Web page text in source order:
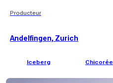
Producteur
Andelfingen, Zurich
Iceberg Chicorée